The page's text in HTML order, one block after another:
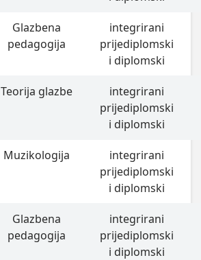
Glazbena
pedagogija
integrirani
prijediplomski
i diplomski
Teorija glazbe
integrirani
prijediplomski
i diplomski
Muzikologija
integrirani
prijediplomski
i diplomski
Glazbena
pedagogija
integrirani
prijediplomski
i diplomski